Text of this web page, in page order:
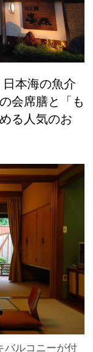
本海の魚介
会席膳と「も
る人気のお
バルコニーが付